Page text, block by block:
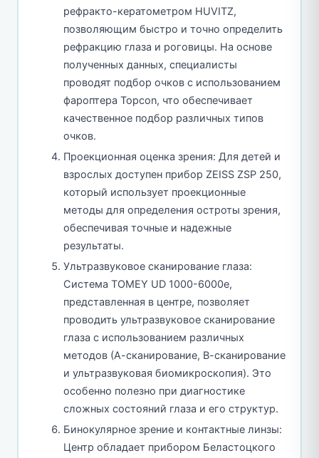
рефракто-кератометром HUVITZ,
позволяющим быстро и точно определить
рефракцию глаза и роговицы. На основе
полученных данных, специалисты
проводят подбор очков с использованием
фароптера Topcon, что обеспечивает
качественное подбор различных типов
очков.
Проекционная оценка зрения: Для детей и
взрослых доступен прибор ZEISS ZSP 250,
который использует проекционные
методы для определения остроты зрения,
обеспечивая точные и надежные
результаты.
Ультразвуковое сканирование глаза:
Система TOMEY UD 1000-6000e,
представленная в центре, позволяет
проводить ультразвуковое сканирование
глаза с использованием различных
методов (А-сканирование, В-сканирование
и ультразвуковая биомикроскопия). Это
особенно полезно при диагностике
сложных состояний глаза и его структур.
Бинокулярное зрение и контактные линзы:
Центр обладает прибором Беластоцкого